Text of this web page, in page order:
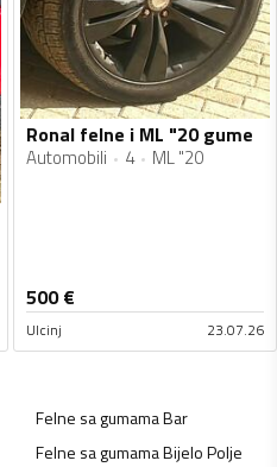
Ronal felne i ML "20 gume
Automobili 4 ML "20
500€
Ulcinj 23.07.26
Felne sa gumamaBar
Felne sa gumamaBijelo Polje